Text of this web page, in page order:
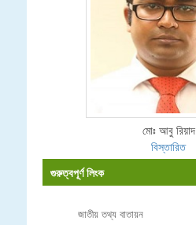
মোঃ আবু রিয়াদ
বিস্তারিত
গুরুত্বপূর্ণ লিংক
জাতীয় তথ্য বাতায়ন